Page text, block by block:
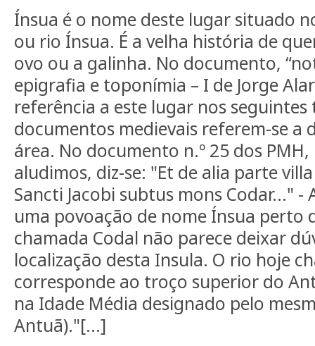
Ínsua é o nome deste lugar situado
ou rio Ínsua. É a velha história de
ovo ou a galinha. No documento,
epigrafia e toponímia – I de Jorge
referência a este lugar nos seguintes
documentos medievais referem-se a
área. No documento n.º 25 dos PMH,
aludimos, diz-se: "Et de alia parte
Sancti Jacobi subtus mons Codar..." -
uma povoação de nome Ínsua perto
chamada Codal não parece deixar
localização desta Insula. O rio hoje
corresponde ao troço superior do
na Idade Média designado pelo
Antuã)."[...]